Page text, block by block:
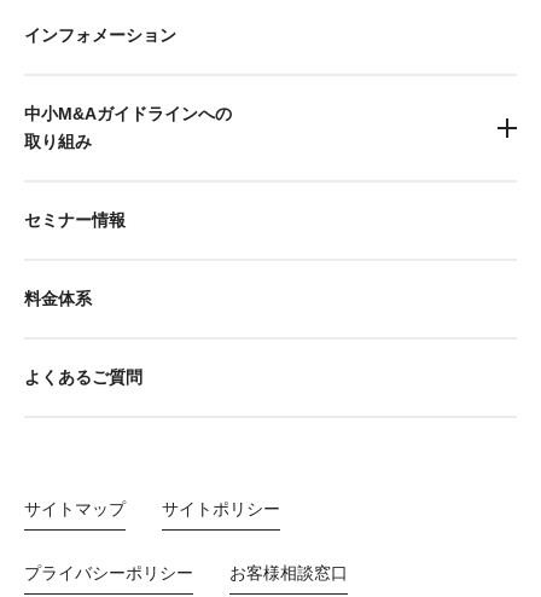
インフォメーション
中小M&Aガイドラインへの
取り組み
セミナー情報
料金体系
よくあるご質問
サイトマップ サイトポリシー
プライバシーポリシー お客様相談窓口